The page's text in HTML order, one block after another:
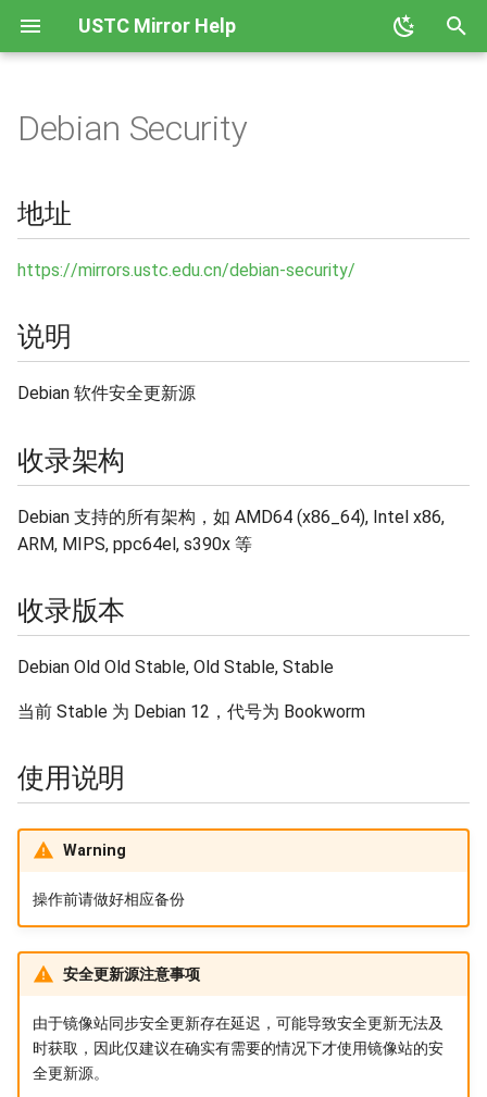
USTC Mirror Help
化
搜
引
擎
地址
说明
使用说明
GHCup
Hackage
Rubygems
Rust Toolchain 反向代理
Stackage
Anaconda
Ceph
Docker CE
Emacs ELPA
Flathub 缓存
Homebrew
Homebrew Bottles
Kubernetes
Linux 内核源码
MariaDB
Mozilla Firefox
MySQL
Nix Channels
Debian Security
地址
https://mirrors.ustc.edu.cn/debian-security/
说明
Debian 软件安全更新源
收录架构
Debian 支持的所有架构，如 AMD64 (x86_64), Intel x86,
ARM, MIPS, ppc64el, s390x 等
收录版本
Debian Old Old Stable, Old Stable, Stable
当前 Stable 为 Debian 12，代号为 Bookworm
使用说明
Warning
操作前请做好相应备份
安全更新源注意事项
由于镜像站同步安全更新存在延迟，可能导致安全更新无法及
时获取，因此仅建议在确实有需要的情况下才使用镜像站的安
全更新源。